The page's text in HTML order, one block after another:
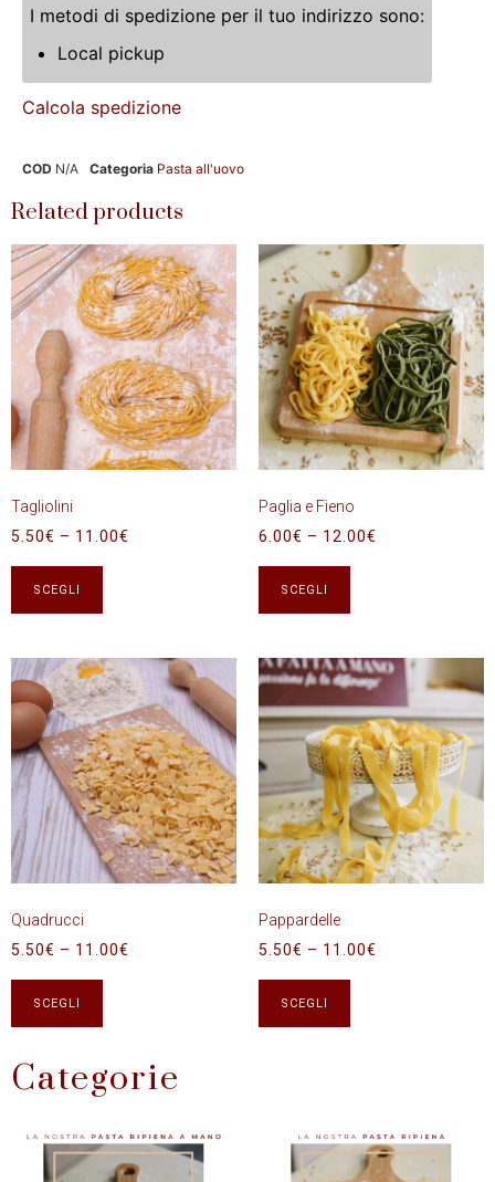
I metodi di spedizione per il tuo indirizzo sono:
Local pickup
Calcola spedizione
COD N/A Categoria Pasta all'uovo
Related products
Tagliolini
5.50€ – 11.00€
SCEGLI
Paglia e Fieno
6.00€ – 12.00€
SCEGLI
Quadrucci
5.50€ – 11.00€
SCEGLI
Pappardelle
5.50€ – 11.00€
SCEGLI
Categorie